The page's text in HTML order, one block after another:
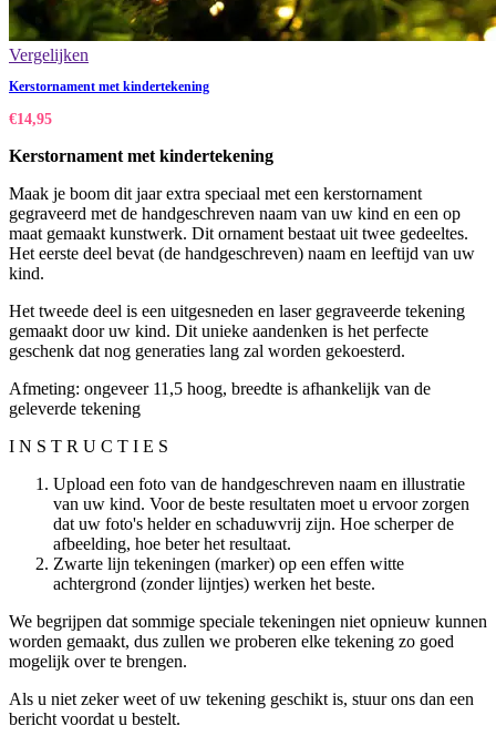
Vergelijken
Kerstornament met kindertekening
€14,95
Kerstornament met kindertekening
Maak je boom dit jaar extra speciaal met een kerstornament
gegraveerd met de handgeschreven naam van uw kind en een op
maat gemaakt kunstwerk. Dit ornament bestaat uit twee gedeeltes.
Het eerste deel bevat (de handgeschreven) naam en leeftijd van uw
kind.
Het tweede deel is een uitgesneden en laser gegraveerde tekening
gemaakt door uw kind. Dit unieke aandenken is het perfecte
geschenk dat nog generaties lang zal worden gekoesterd.
Afmeting: ongeveer 11,5 hoog, breedte is afhankelijk van de
geleverde tekening
I N S T R U C T I E S
Upload een foto van de handgeschreven naam en illustratie
van uw kind. Voor de beste resultaten moet u ervoor zorgen
dat uw foto's helder en schaduwvrij zijn. Hoe scherper de
afbeelding, hoe beter het resultaat.
Zwarte lijn tekeningen (marker) op een effen witte
achtergrond (zonder lijntjes) werken het beste.
We begrijpen dat sommige speciale tekeningen niet opnieuw kunnen
worden gemaakt, dus zullen we proberen elke tekening zo goed
mogelijk over te brengen.
Als u niet zeker weet of uw tekening geschikt is, stuur ons dan een
bericht voordat u bestelt.